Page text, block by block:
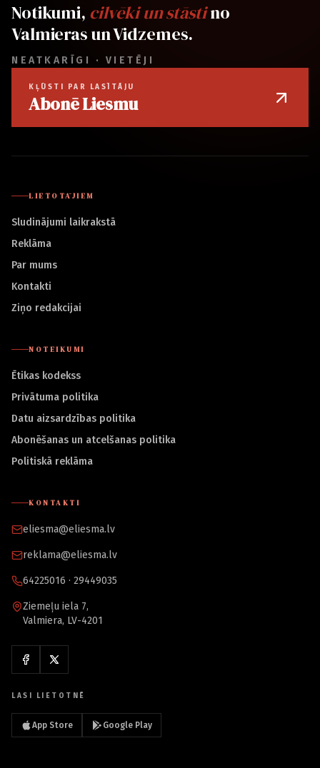
Notikumi, cilvēki un stāstino
Valmieras un Vidzemes.
NEATKARĪGI · VIETĒJI
KĻŪSTI PAR LASĪTĀJU
Abonē Liesmu
LIETOTĀJIEM
Sludinājumi laikrakstā
Reklāma
Par mums
Kontakti
Ziņo redakcijai
NOTEIKUMI
Ētikas kodekss
Privātuma politika
Datu aizsardzības politika
Abonēšanas un atcelšanas politika
Politiskā reklāma
KONTAKTI
eliesma@eliesma.lv
reklama@eliesma.lv
64225016 · 29449035
Ziemeļu iela 7,
Valmiera, LV-4201
LASI LIETOTNĒ
App Store Google Play